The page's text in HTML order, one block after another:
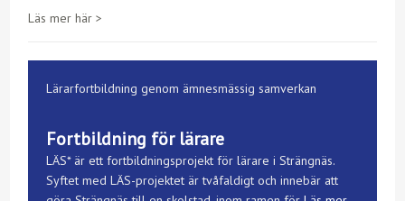
Läs mer här >
Lärarfortbildning genom ämnesmässig samverkan
Fortbildning för lärare
LÄS* är ett fortbildningsprojekt för lärare i Strängnäs.
Syftet med LÄS-projektet är tvåfaldigt och innebär att